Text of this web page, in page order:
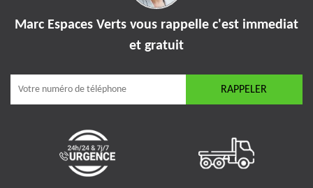
Marc Espaces Verts vous rappelle c'est immediat
et gratuit